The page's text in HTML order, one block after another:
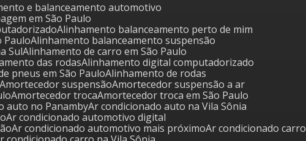
e balanceamento automotivo
em São Paulo
Alinhamento balanceamento perto de mim
Paulo Alinhamento balanceamento suspensão
Sul Alinhamento de carro em São Paulo
das rodas Alinhamento digital computadorizado
pneus em São Paulo Alinhamento de rodas
Amortecedor suspensão Amortecedor suspensão a ar
Amortecedor troca Amortecedor troca em São Paulo
auto no Panamby Ar condicionado auto na Vila Sônia
Ar condicionado automotivo digital
Ar condicionado automotivo mais próximo Ar condicionado carro